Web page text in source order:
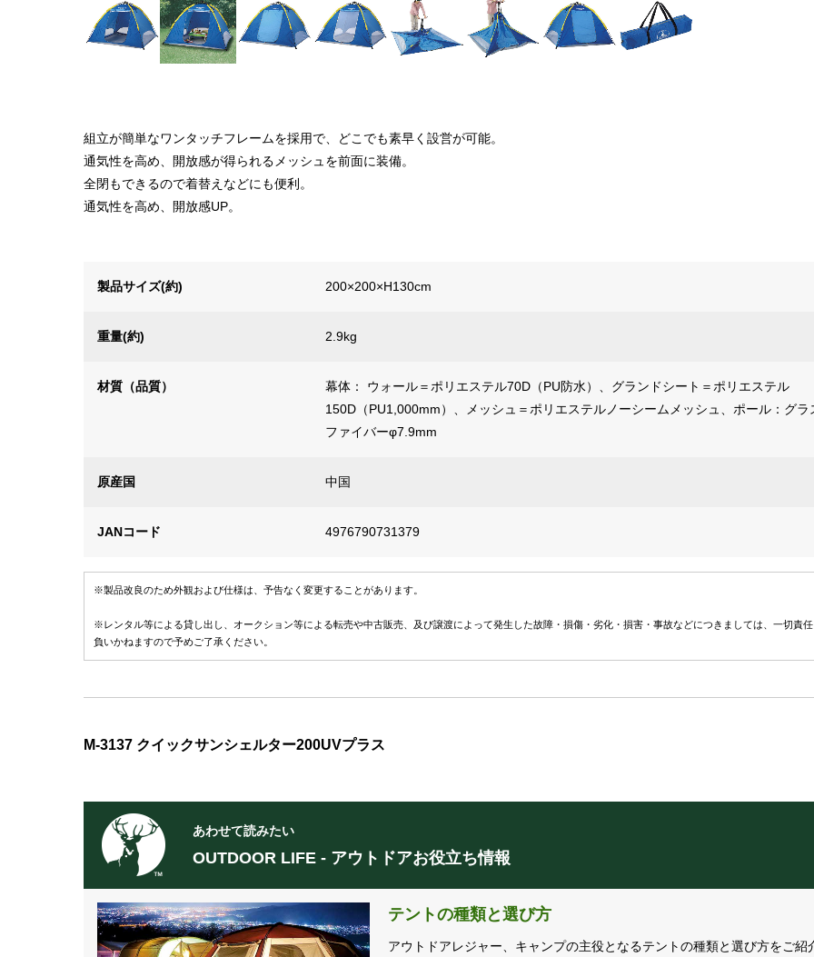
組立が簡単なワンタッチフレームを採用で、どこでも素早く設営が可能。
通気性を高め、開放感が得られるメッシュを前面に装備。
全閉もできるので着替えなどにも便利。
通気性を高め、開放感UP。
製品サイズ(約) 200×200×H130cm
重量(約) 2.9kg
材質（品質）
幕体： ウォール＝ポリエステル70D（PU防水）、グランドシート＝ポリエステル
150D（PU1,000mm）、メッシュ＝ポリエステルノーシームメッシュ、ポール：グラ
ファイバーφ7.9mm
原産国 中国
JANコード 4976790731379
※製品改良のため外観および仕様は、予告なく変更することがあります。
※レンタル等による貸し出し、オークション等による転売や中古販売、及び譲渡によって発生した故障・損傷・劣化・損害・事故などにつきましては、一切責
負いかねますので予めご了承ください。
M-3137 クイックサンシェルター200UVプラス
あわせて読みたい
OUTDOOR LIFE - アウトドアお役立ち情報
テントの種類と選び方
アウトドアレジャー、キャンプの主役となるテントの種類と選び方をご紹